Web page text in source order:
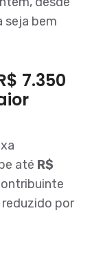
seja bem
7.350
até R$
por